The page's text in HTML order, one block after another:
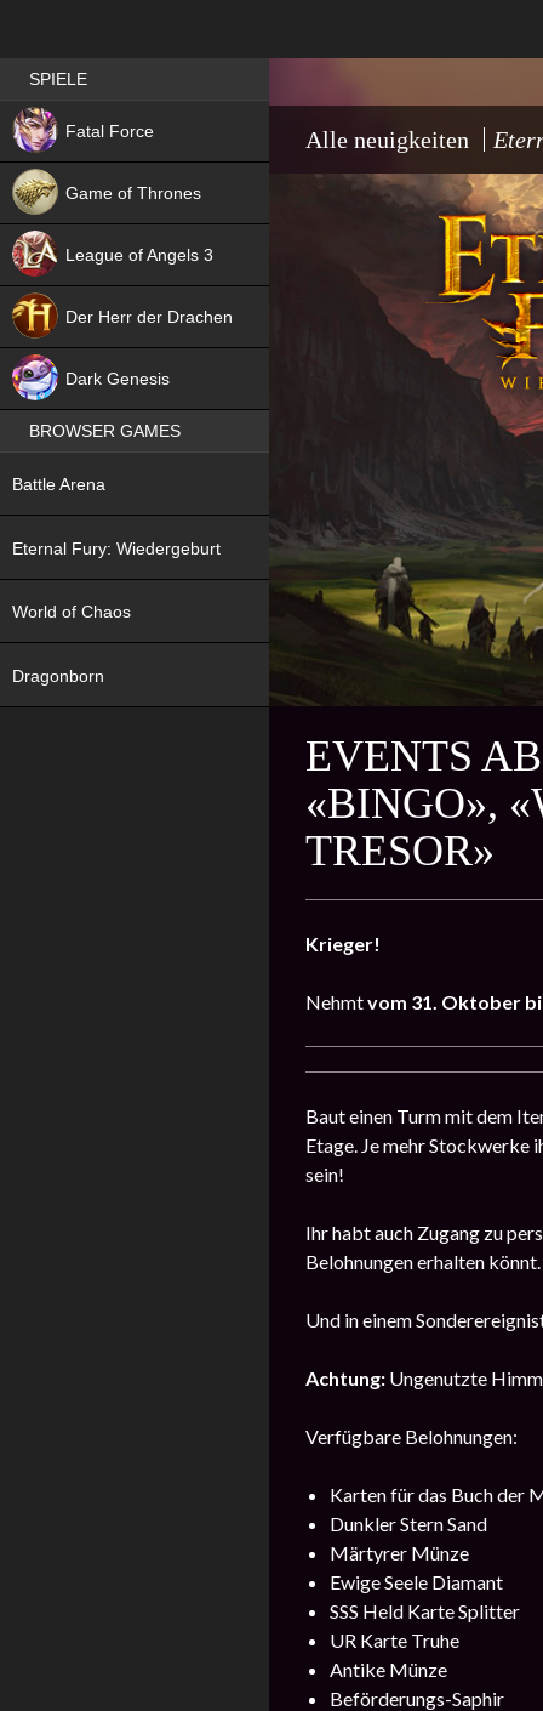
Alle neuigkeiten
EVENTS
«BINGO»,
TRESOR»
Krieger!
Nehmtvom 31. Oktober
Baut einen Turm mit dem
Etage. Je mehr Stockwerke
sein!
Ihr habt auch Zugang zu
Belohnungen erhalten könnt.
Und in einem
Achtung: Ungenutzte
Verfügbare Belohnungen:
Karten für das Buch der
Dunkler Stern Sand
Märtyrer Münze
Ewige Seele Diamant
SSS Held Karte Splitter
UR Karte Truhe
Antike Münze
Beförderungs-Saphir
Best RPG games in Germany
SPIELE
Fatal Force
NEW
Game of Thrones
League of Angels 3
Der Herr der Drachen
Dark Genesis
BROWSER GAMES
Battle Arena
Eternal Fury: Wiedergeburt
World of Chaos
Dragonborn